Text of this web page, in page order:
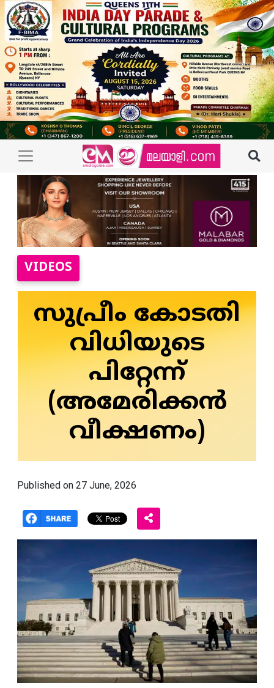
VIDEOS
സുപ്രീം കോടതി
വിധിയുടെ
പിറ്റേന്ന്
(അമേരിക്കൻ
വീക്ഷണം)
Published on 27 June, 2026